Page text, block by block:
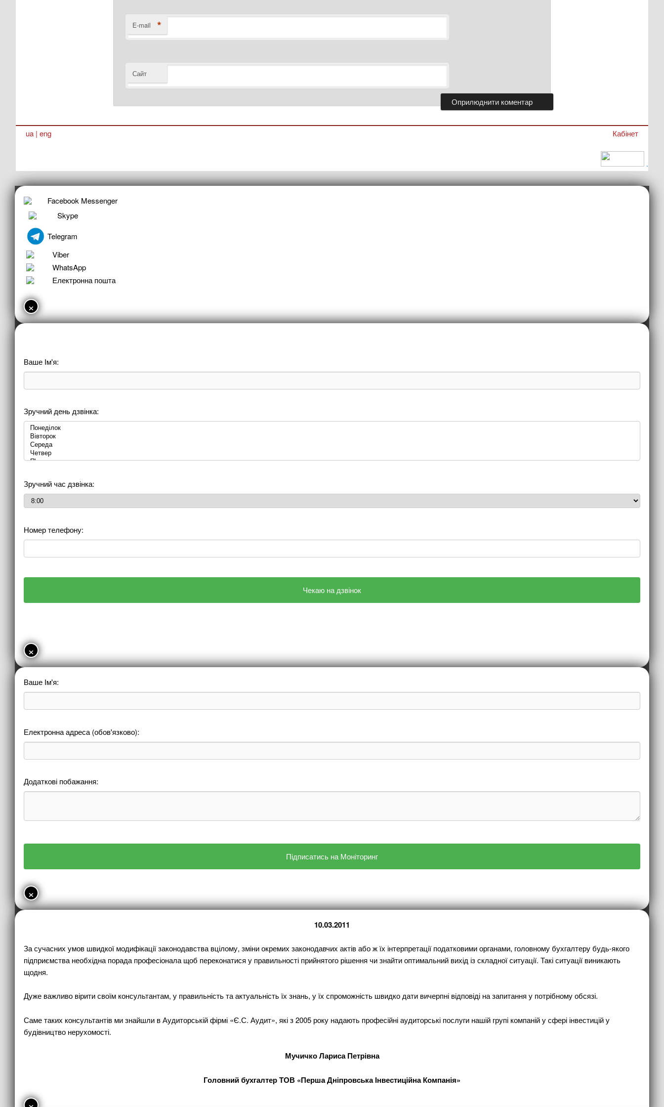
E-mail *
Сайт
ua | eng Кабінет
.
Facebook Messenger
Skype
Telegram
Viber
WhatsApp
Електронна пошта
×
Ваше Ім'я:
Зручний день дзвінка:
Зручний час дзвінка:
Номер телефону:
×
Ваше Ім'я:
Електронна адреса (обов'язково):
Додаткові побажання:
×
10.03.2011
За сучасних умов швидкої модифікації законодавства вцілому, зміни окремих законодавчих актів або ж їх інтерпретації податковими органами, головному бухгалтеру будь-якого
підприємства необхідна порада професіонала щоб переконатися у правильності прийнятого рішення чи знайти оптимальний вихід із складної ситуації. Такі ситуації виникають
щодня.
Дуже важливо вірити своїм консультантам, у правильність та актуальність їх знань, у їх спроможність швидко дати вичерпні відповіді на запитання у потрібному обсязі.
Саме таких консультантів ми знайшли в Аудиторській фірмі «Є.С. Аудит», які з 2005 року надають професійні аудиторські послуги нашій групі компаній у сфері інвестицій у
будівництво нерухомості.
Мучичко Лариса Петрівна
Головний бухгалтер ТОВ «Перша Дніпровська Інвестиційна Компанія»